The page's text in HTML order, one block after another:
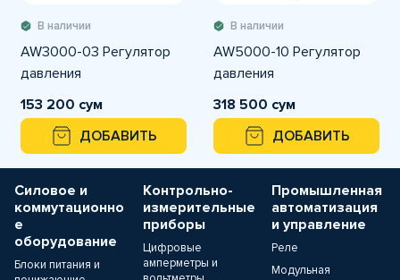
В наличии
AW3000-03 Регулятор
давления
153 200 сум
ДОБАВИТЬ
В наличии
AW5000-10 Регулятор
давления
318 500 сум
ДОБАВИТЬ
Силовое и
коммутационно
е
оборудование
Блоки питания и
Контрольно-
измерительные
приборы
Цифровые
амперметры и
Промышленная
автоматизация
и управление
Реле
Модульная